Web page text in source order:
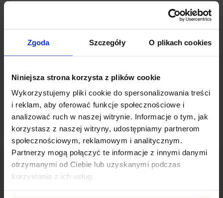
Zgoda Szczegóły O plikach cookies
Niniejsza strona korzysta z plików cookie
Wykorzystujemy pliki cookie do spersonalizowania treści
i reklam, aby oferować funkcje społecznościowe i
analizować ruch w naszej witrynie. Informacje o tym, jak
korzystasz z naszej witryny, udostępniamy partnerom
społecznościowym, reklamowym i analitycznym.
Partnerzy mogą połączyć te informacje z innymi danymi
otrzymanymi od Ciebie lub uzyskanymi podczas
korzystania z ich usług.
działań na rzecz rozwoju naszych zasobów ludzkich .To ludzie,
ich wiedza i zaangażowanie są bowiem naszym
najcenniejszym zasobem.
O Toyocie